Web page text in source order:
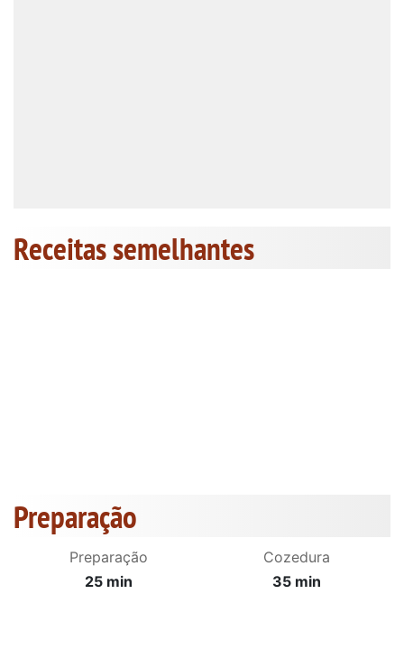
Receitas semelhantes
Preparação
Preparação
25 min
Cozedura
35 min